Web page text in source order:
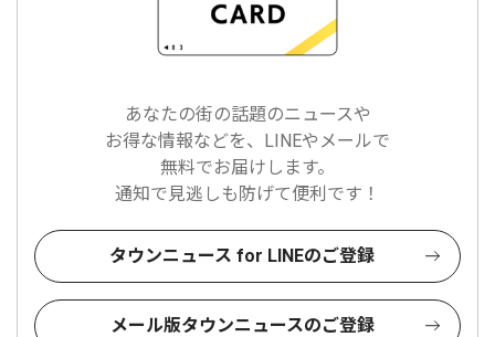
あなたの街の話題のニュースや
お得な情報などを、LINEやメールで
無料でお届けします。
通知で見逃しも防げて便利です！
タウンニュース for LINEのご登録
メール版タウンニュースのご登録